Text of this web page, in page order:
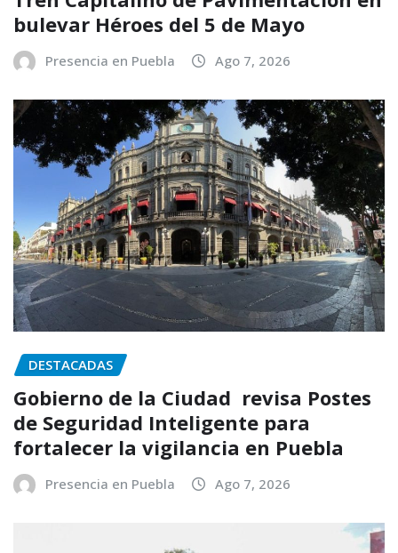
bulevar Héroes del 5 de Mayo
Presencia en Puebla Ago 7, 2026
DESTACADAS
Gobierno de la Ciudad revisa Postes
de Seguridad Inteligente para
fortalecer la vigilancia en Puebla
Presencia en Puebla Ago 7, 2026